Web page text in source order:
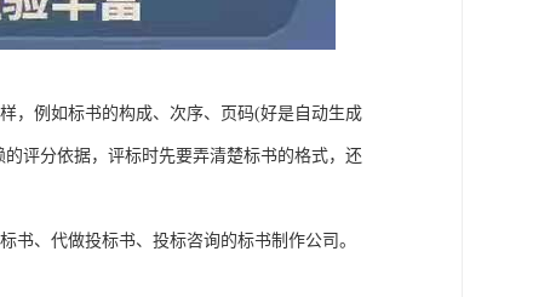
，例如标书的构成、次序、页码(好是自动生成
评分依据，评标时先要弄清楚标书的格式，还
书、代做投标书、投标咨询的标书制作公司。